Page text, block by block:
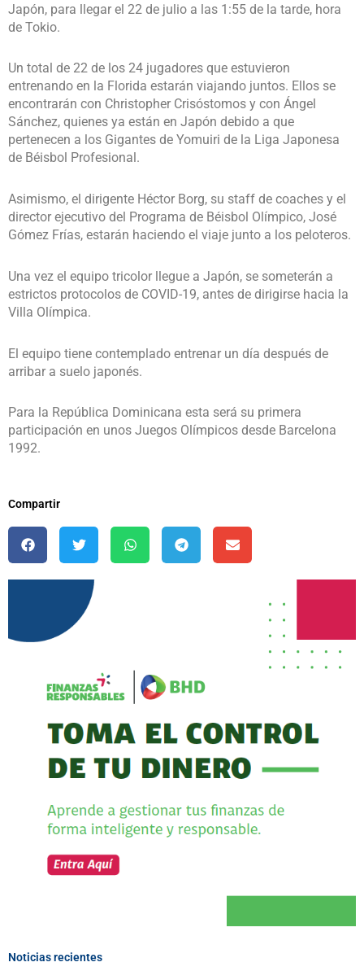
Japón, para llegar el 22 de julio a las 1:55 de la tarde, hora
de Tokio.
Un total de 22 de los 24 jugadores que estuvieron
entrenando en la Florida estarán viajando juntos. Ellos se
encontrarán con Christopher Crisóstomos y con Ángel
Sánchez, quienes ya están en Japón debido a que
pertenecen a los Gigantes de Yomuiri de la Liga Japonesa
de Béisbol Profesional.
Asimismo, el dirigente Héctor Borg, su staff de coaches y el
director ejecutivo del Programa de Béisbol Olímpico, José
Gómez Frías, estarán haciendo el viaje junto a los peloteros.
Una vez el equipo tricolor llegue a Japón, se someterán a
estrictos protocolos de COVID-19, antes de dirigirse hacia la
Villa Olímpica.
El equipo tiene contemplado entrenar un día después de
arribar a suelo japonés.
Para la República Dominicana esta será su primera
participación en unos Juegos Olímpicos desde Barcelona
1992.
Compartir
Noticias recientes